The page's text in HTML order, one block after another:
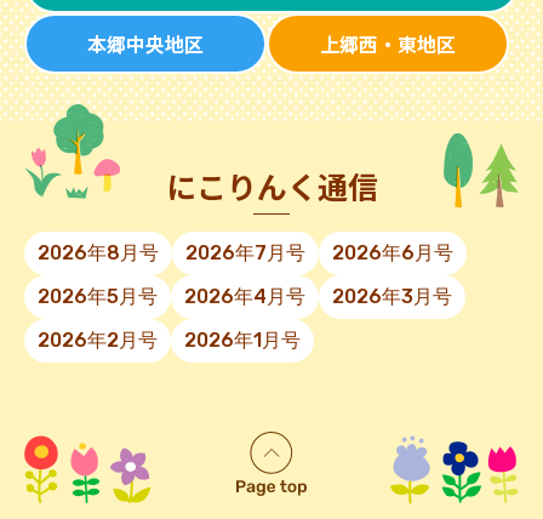
本郷中央地区 上郷西・東地区
にこりんく通信
2026年8月号 2026年7月号
2026年6月号
2026年5月号
2026年4月号
2026年3月号
2026年2月号
2026年1月号